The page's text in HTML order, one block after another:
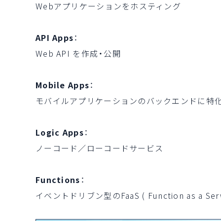
Webアプリケーションをホスティング
API Apps：
Web API を作成・公開
Mobile Apps：
モバイルアプリケーションのバックエンドに特
Logic Apps：
ノーコード／ローコードサービス
Functions ：
イベントドリブン型のFaaS ( Function as a